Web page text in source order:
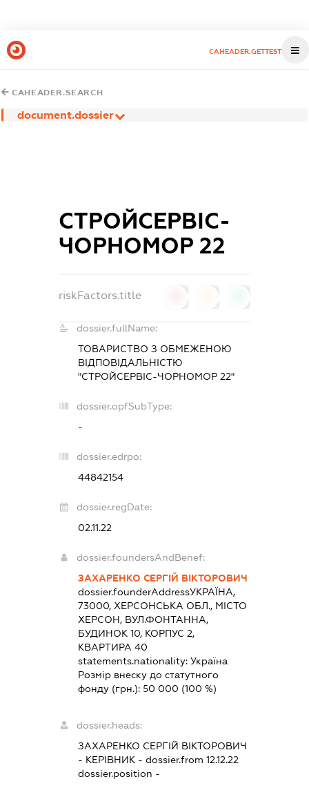
CAHEADER.GETTEST
CAHEADER.SEARCH
document.dossier
СТРОЙСЕРВІС-
ЧОРНОМОР 22
riskFactors.title
dossier.fullName:
ТОВАРИСТВО З ОБМЕЖЕНОЮ
ВІДПОВІДАЛЬНІСТЮ
"СТРОЙСЕРВІС-ЧОРНОМОР 22"
dossier.opfSubType:
-
dossier.edrpo:
44842154
dossier.regDate:
02.11.22
dossier.foundersAndBenef:
ЗАХАРЕНКО СЕРГІЙ ВІКТОРОВИЧ
dossier.founderAddressУКРАЇНА,
73000, ХЕРСОНСЬКА ОБЛ., МІСТО
ХЕРСОН, ВУЛ.ФОНТАННА,
БУДИНОК 10, КОРПУС 2,
КВАРТИРА 40
statements.nationality:Україна
Розмір внеску до статутного
фонду (грн.):50 000 (100 %)
dossier.heads:
ЗАХАРЕНКО СЕРГІЙ ВІКТОРОВИЧ
- КЕРІВНИК - dossier.from 12.12.22
dossier.position -